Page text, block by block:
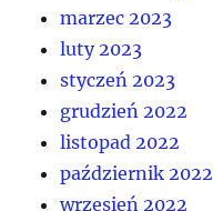
marzec 2023
luty 2023
styczeń 2023
grudzień 2022
listopad 2022
październik 2022
wrzesień 2022